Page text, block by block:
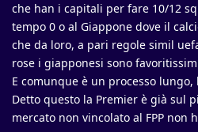
che han i capitali per fare 10/12
tempo 0 o al Giappone dove il
che da loro, a pari regole simil
rose i giapponesi sono
E comunque è un processo
Detto questo la Premier è già sul
mercato non vincolato al FPP non